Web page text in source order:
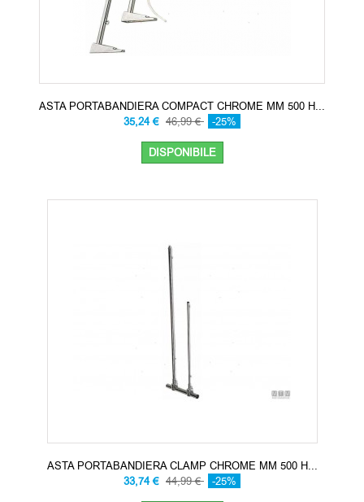
ASTA PORTABANDIERA COMPACT CHROME MM 500 H...
35,24 € 46,99 € -25%
DISPONIBILE
ASTA PORTABANDIERA CLAMP CHROME MM 500 H...
33,74 € 44,99 € -25%